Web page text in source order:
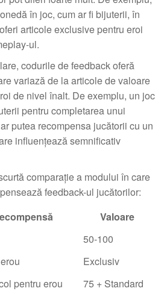
în joc, cum ar fi bijuterii, în
articole exclusive pentru eroi
ul.
codurile de feedback oferă
variază de la articole de valoare
de nivel înalt. De exemplu, un joc
pentru completarea unui
putea recompensa jucătorii cu un
influențează semnificativ
comparație a modului în care
feedback-ul jucătorilor:
Valoare
50-100
Exclusiv
pentru erou
75 + Standard